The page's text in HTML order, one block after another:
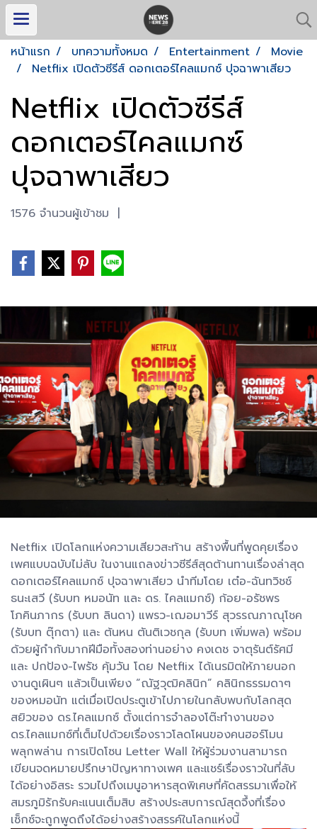
หน้าแรก บทความทั้งหมด Entertainment
Movie
Netflix เปิดตัวซีรีส์ ดอกเตอร์ไคลแมกซ์ ปุจฉาพาเสียว
Netflix เปิดตัวซีรีส์
ดอกเตอร์ไคลแมกซ์
ปุจฉาพาเสียว
1576 จำนวนผู้เข้าชม |
Netflix เปิดโลกแห่งความเสียวสะท้าน สร้างพื้นที่พูดคุยเรื่อง
เพศแบบฉบับไม่ลับ ในงานแถลงข่าวซีรีส์สุดต้านทานเรื่องล่าสุด
ดอกเตอร์ไคลแมกซ์ ปุจฉาพาเสียว นำทีมโดย เต๋อ-ฉันทวิชช์
ธนะเสวี (รับบท หมอนัท และ ดร. ไคลแมกซ์) ก้อย-อรัชพร
โภคินภากร (รับบท ลินดา) แพรว-เฌอมาวีร์ สุวรรณภาณุโชค
(รับบท ตุ๊กตา) และ ต้นหน ตันติเวชกุล (รับบท เพิ่มพล) พร้อม
ด้วยผู้กำกับมากฝีมือทั้งสองท่านอย่าง คงเดช จาตุรันต์รัศมี
และ ปกป้อง-ไพรัช คุ้มวัน โดย Netflix ได้เนรมิตให้ภายนอก
งานดูเผินๆ แล้วเป็นเพียง “ณัฐวุฒิคลินิก” คลินิกธรรมดาๆ
ของหมอนัท แต่เมื่อเปิดประตูเข้าไปภายในกลับพบกับโลกสุด
สยิวของ ดร.ไคลแมกซ์ ตั้งแต่การจำลองโต๊ะทำงานของ
ดร.ไคลแมกซ์ที่เต็มไปด้วยเรื่องราวโลดโผนของคนฮอร์โมน
พลุกพล่าน การเปิดโซน Letter Wall ให้ผู้ร่วมงานสามารถ
เขียนจดหมายปรึกษาปัญหาทางเพศ และแชร์เรื่องราวในที่ลับ
ได้อย่างอิสระ รวมไปถึงเมนูอาหารสุดพิเศษที่คัดสรรมาเพื่อให้
สมรภูมิรักรับคะแนนเต็มสิบ สร้างประสบการณ์สุดจึ้งที่เรื่อง
เซ็กซ์จะถูกพูดถึงได้อย่างสร้างสรรค์ในโลกแห่งนี้